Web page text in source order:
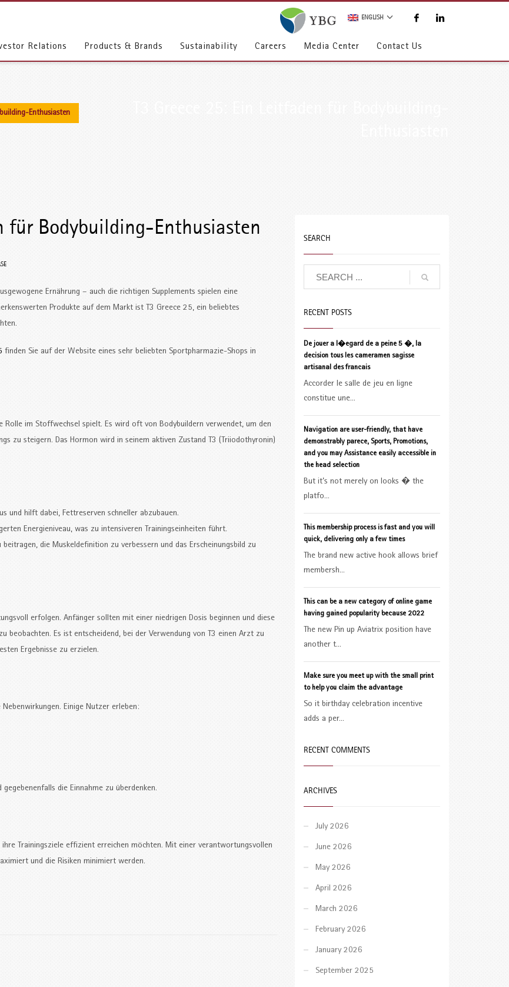
ENGLISH
Relations Products & Brands Sustainability Careers Media Center Contact Us
Enthusiasten
für Bodybuilding-Enthusiasten
Ernährung – auch die richtigen Supplements spielen eine
Produkte auf dem Markt ist T3 Greece 25, ein beliebtes
finden Sie auf der Website eines sehr beliebten Sportpharmazie-Shops in
Rolle im Stoffwechsel spielt. Es wird oft von Bodybuildern verwendet, um den
zu steigern. Das Hormon wird in seinem aktiven Zustand T3 (Triiodothyronin)
und hilft dabei, Fettreserven schneller abzubauen.
Energieniveau, was zu intensiveren Trainingseinheiten führt.
die Muskeldefinition zu verbessern und das Erscheinungsbild zu
erfolgen. Anfänger sollten mit einer niedrigen Dosis beginnen und diese
beobachten. Es ist entscheidend, bei der Verwendung von T3 einen Arzt zu
Ergebnisse zu erzielen.
Einige Nutzer erleben:
die Einnahme zu überdenken.
Trainingsziele effizient erreichen möchten. Mit einer verantwortungsvollen
und die Risiken minimiert werden.
SEARCH
RECENT POSTS
De jouer a l�egard de a peine 5 �, la
decision tous les cameramen sagisse
artisanal des francais
Accorder le salle de jeu en ligne
constitue une...
Navigation are user-friendly, that have
demonstrably parece, Sports, Promotions,
and you may Assistance easily accessible in
the head selection
But it’s not merely on looks � the
platfo...
This membership process is fast and you will
quick, delivering only a few times
The brand new active hook allows brief
membersh...
This can be a new category of online game
having gained popularity because 2022
The new Pin up Aviatrix position have
another t...
Make sure you meet up with the small print
to help you claim the advantage
So it birthday celebration incentive
adds a per...
RECENT COMMENTS
ARCHIVES
July 2026
June 2026
May 2026
April 2026
March 2026
February 2026
January 2026
September 2025